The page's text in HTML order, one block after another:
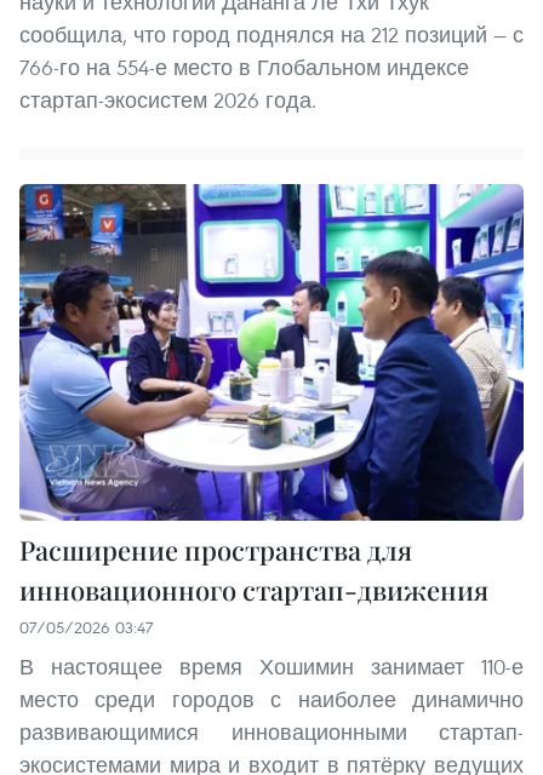
сообщила, что город поднялся на 212 позиций — с
766-го на 554-е место в Глобальном индексе
стартап-экосистем 2026 года.
Расширение пространства для
инновационного стартап-движения
07/05/2026 03:47
В настоящее время Хошимин занимает 110-е
место среди городов с наиболее динамично
развивающимися инновационными стартап-
экосистемами мира и входит в пятёрку ведущих